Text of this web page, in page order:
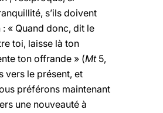
s’ils doivent
« Quand donc, dit le
toi, laisse là ton
ton offrande » (Mt5,
vers le présent, et
préférons maintenant
une nouveauté à